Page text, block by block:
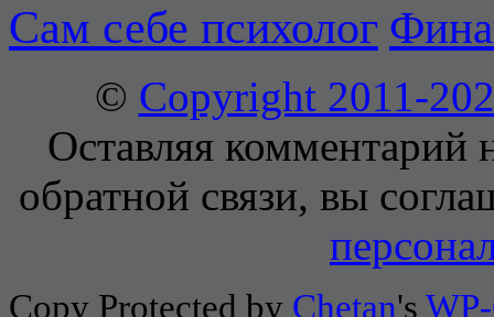
Сам себе психолог
© Copyright 2011-
Оставляя комментарий
обратной связи, вы
Copy Protected by Chetan's